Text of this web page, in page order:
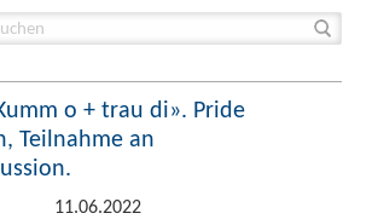
o + trau di». Pride
Teilnahme an
11.06.2022